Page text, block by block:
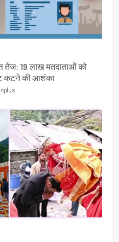
तेज: 19 लाख मतदाताओं को
कटने की आशंका